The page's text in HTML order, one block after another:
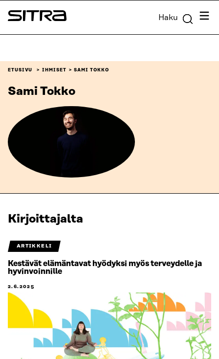
Siirry
suoraan
Sitra Haku
ETUSIVU IHMISET SAMI TOKKO
Sami Tokko
Kirjoittajalta
ARTIKKELI
Kestävät elämäntavat hyödyksi myös terveydelle ja
hyvinvoinnille
2.6.2025